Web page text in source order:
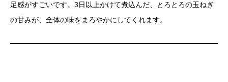
足感がすごいです。3日以上かけて煮込んだ、とろとろの玉ねぎ
の甘みが、全体の味をまろやかにしてくれます。